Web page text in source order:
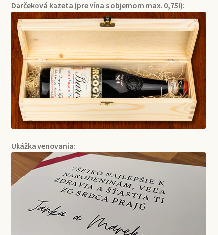
Darčeková kazeta (pre vína s objemom max. 0,75l):
Ukážka venovania: